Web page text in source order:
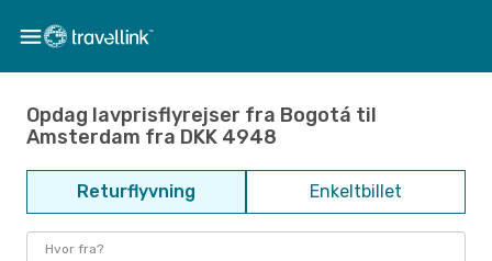
Opdag lavprisflyrejser fra Bogotá til
Amsterdam fra DKK 4948
Returflyvning Enkeltbillet
Hvor fra?